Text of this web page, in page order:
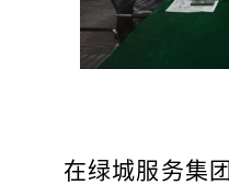
在绿城服务集团